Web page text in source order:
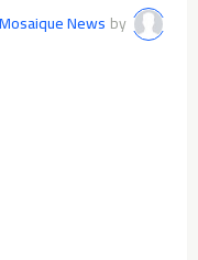
by
Mosaique News